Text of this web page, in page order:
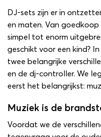
DJ-sets zijn er in
en maten. Van
simpel tot enorm
geschikt voor een kind?
twee belangrijke
en de dj-controller. We
eerst het belangrijkst:
Muziek is de
Voordat we de